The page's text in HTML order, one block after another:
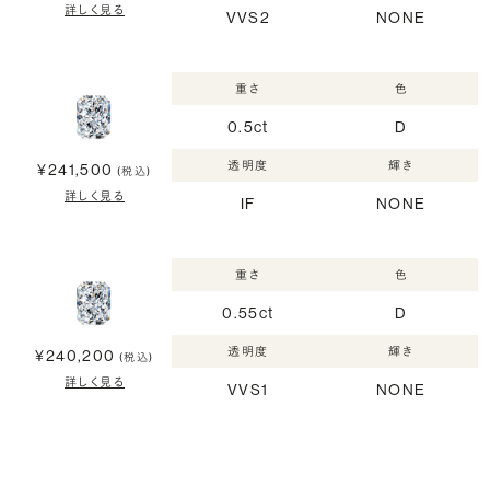
詳しく見る VVS2 NONE
¥241,500 (税込)
詳しく見る
重さ
0.5ct
色
D
透明度
IF
輝き
NONE
¥240,200 (税込)
詳しく見る
重さ
0.55ct
色
D
透明度
VVS1
輝き
NONE